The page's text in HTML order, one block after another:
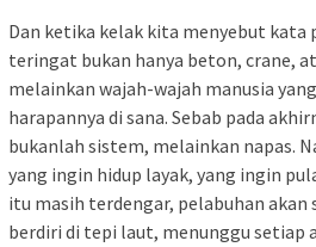
Dan ketika kelak kita menyebut kata
teringat bukan hanya beton, crane,
melainkan wajah-wajah manusia
harapannya di sana. Sebab pada
bukanlah sistem, melainkan napas.
yang ingin hidup layak, yang ingin
itu masih terdengar, pelabuhan akan
berdiri di tepi laut, menunggu setiap